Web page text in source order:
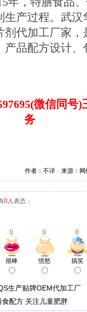
产过程。武
代加工厂家
品配方设计、
微信同号
务
作者：不详 来源：
0人表态：
0 0 0
很棒 愤怒 搞笑
生产贴牌OEM代加工厂
配方 关注儿童肥胖